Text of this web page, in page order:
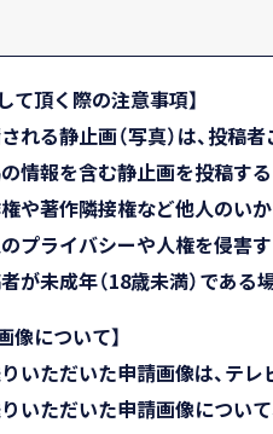
て頂く際の注意事項】
れる静止画（写真）は、投稿
情報を含む静止画を投稿す
や著作隣接権など他人のい
プライバシーや人権を侵害
が未成年（18歳未満）である
像について】
いただいた申請画像は、テ
いただいた申請画像につい